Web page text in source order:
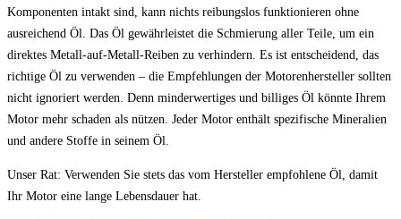
Komponenten intakt sind, kann nichts reibungslos funktionieren ohne
ausreichend Öl. Das Öl gewährleistet die Schmierung aller Teile, um ein
direktes Metall-auf-Metall-Reiben zu verhindern. Es ist entscheidend, das
richtige Öl zu verwenden – die Empfehlungen der Motorenhersteller sollten
nicht ignoriert werden. Denn minderwertiges und billiges Öl könnte Ihrem
Motor mehr schaden als nützen. Jeder Motor enthält spezifische Mineralien
und andere Stoffe in seinem Öl.
Unser Rat: Verwenden Sie stets das vom Hersteller empfohlene Öl, damit
Ihr Motor eine lange Lebensdauer hat.